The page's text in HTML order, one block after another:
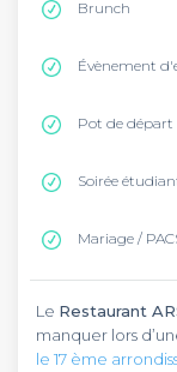
Brunch
Évènement
Pot de départ
Soirée
Mariage /
Le Restaurant
manquer lors
le 17 ème